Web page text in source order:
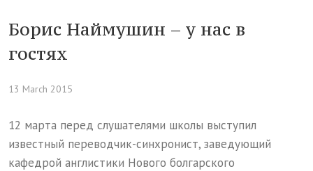
Борис Наймушин – у нас в
гостях
13 March 2015
12 марта перед слушателями школы выступил
известный переводчик-синхронист, заведующий
кафедрой англистики Нового болгарского